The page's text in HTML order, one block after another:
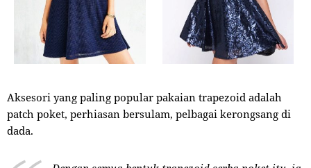
Aksesori yang paling popular pakaian trapezoid adalah
patch poket, perhiasan bersulam, pelbagai kerongsang di
dada.